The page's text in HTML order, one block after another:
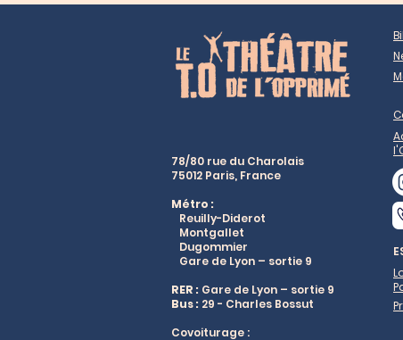
78/80 rue du Charolais
75012 Paris, France
Métro :
Reuilly-Diderot
Montgallet
Dugommier
Gare de Lyon – sortie 9
RER : Gare de Lyon – sortie 9
Bus : 29 - Charles Bossut
Covoiturage :